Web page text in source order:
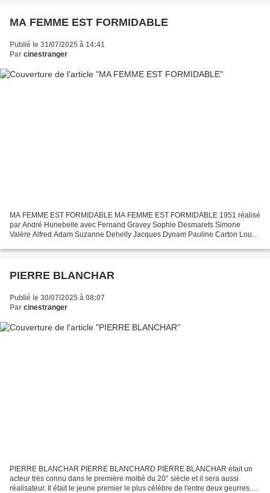
MA FEMME EST FORMIDABLE
Publié le 31/07/2025 à 14:41
Par cinestranger
MA FEMME EST FORMIDABLE MA FEMME EST FORMIDABLE 1951 réalisé
par André Hunebelle avec Fernand Gravey Sophie Desmarets Simone
Valère Alfred Adam Suzanne Dehelly Jacques Dynam Pauline Carton Louis
PIERRE BLANCHAR
Publié le 30/07/2025 à 08:07
Par cinestranger
PIERRE BLANCHAR PIERRE BLANCHARD PIERRE BLANCHAR était un
acteur très connu dans le première moitié du 20° siècle et il sera aussi
réalisateur. Il était le jeune premier le plus célèbre de l'entre deux geurres.